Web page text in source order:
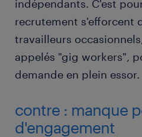
indépendants. C'est
recrutement s'efforcent
travailleurs
appelés "gig workers",
demande en plein essor.
contre : manque
d'engagement